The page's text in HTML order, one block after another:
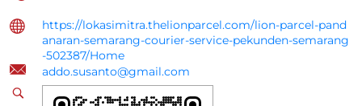
https://lokasimitra.thelionparcel.com/lion-parcel-pand
anaran-semarang-courier-service-pekunden-semarang
-502387/Home
addo.susanto@gmail.com